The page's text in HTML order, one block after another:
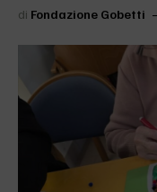
di Fondazione Gobetti